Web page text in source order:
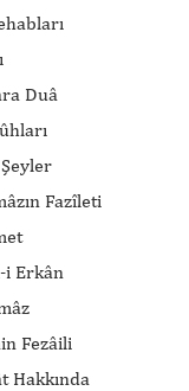
Duâ
Fazîleti
i Erkân
Fezâili
Hakkında